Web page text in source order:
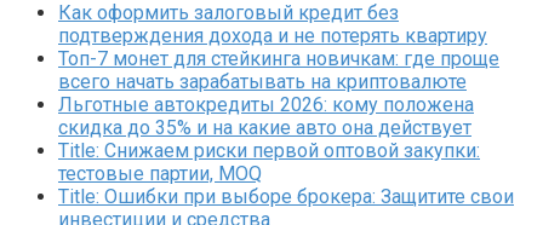
Как оформить залоговый кредит без
подтверждения дохода и не потерять квартиру
Топ-7 монет для стейкинга новичкам: где проще
всего начать зарабатывать на криптовалюте
Льготные автокредиты 2026: кому положена
скидка до 35% и на какие авто она действует
Title: Снижаем риски первой оптовой закупки:
тестовые партии, MOQ
Title: Ошибки при выборе брокера: Защитите свои
инвестиции и средства